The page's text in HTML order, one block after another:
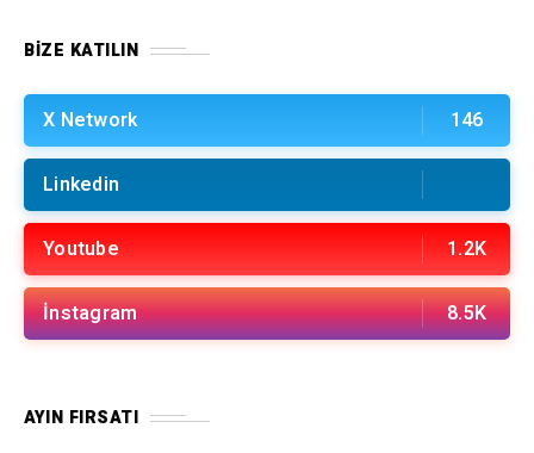
BIZE KATILIN
X Network 146
Linkedin
Youtube 1.2K
İnstagram 8.5K
AYIN FIRSATI